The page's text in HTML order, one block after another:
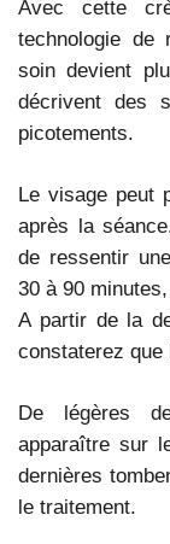
Avec cette
technologie de
soin devient
décrivent des
picotements.
Le visage peut
après la
de ressentir
30 à 90
A partir de la
constaterez que
De légères
apparaître sur
dernières
le traitement.